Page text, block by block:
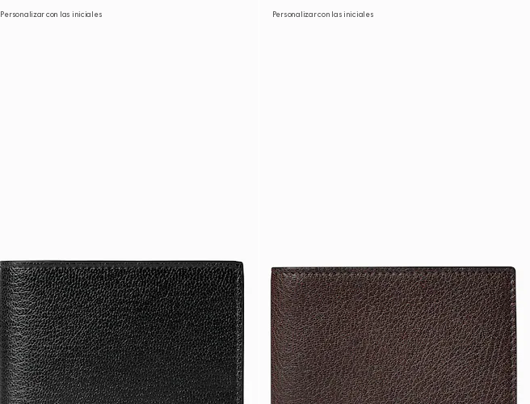
Personalizar con las iniciales Personalizar con las iniciales